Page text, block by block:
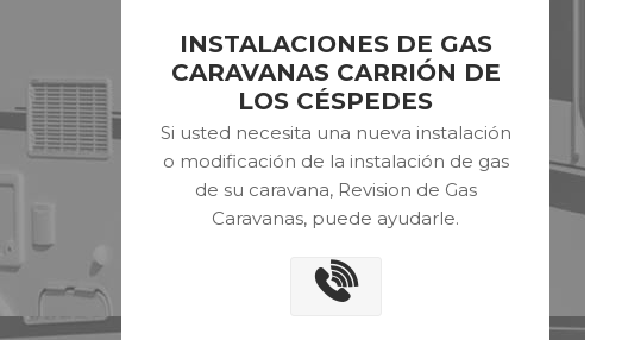
INSTALACIONES DE GAS
CARAVANAS CARRIÓN DE
LOS CÉSPEDES
Si usted necesita una nueva instalación
o modificación de la instalación de gas
de su caravana, Revision de Gas
Caravanas, puede ayudarle.